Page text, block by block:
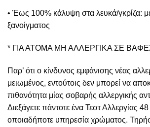
• Έως 100% κάλυψη στα λευκά/γκρίζα:
ξανοίγματος
* ΓΙΑ ΑΤΟΜΑ ΜΗ ΑΛΛΕΡΓΙΚΑ ΣΕ
Παρ’ ότι ο κίνδυνος εμφάνισης νέας
μειωμένος, εντούτοις δεν μπορεί να
πιθανότητα μίας σοβαρής αλλεργικής
Διεξάγετε πάντοτε ένα Τεστ Αλλεργίας
οποιαδήποτε υπηρεσία χρώματος.